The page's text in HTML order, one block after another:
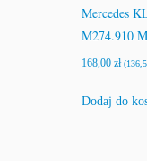
Mercedes
M274.910
168,00 zł (
Dodaj do